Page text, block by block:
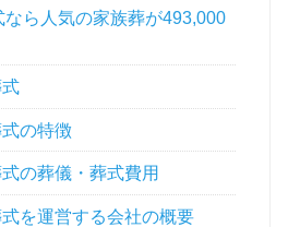
なら人気の家族葬が493,000
の特徴
の葬儀・葬式費用
を運営する会社の概要